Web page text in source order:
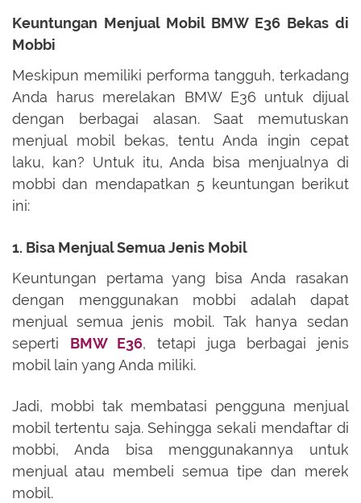
Keuntungan Menjual Mobil BMW E36 Bekas di
Mobbi
Meskipun memiliki performa tangguh, terkadang
Anda harus merelakan BMW E36 untuk dijual
dengan berbagai alasan. Saat memutuskan
menjual mobil bekas, tentu Anda ingin cepat
laku, kan? Untuk itu, Anda bisa menjualnya di
mobbi dan mendapatkan 5 keuntungan berikut
ini:
1. Bisa Menjual Semua Jenis Mobil
Keuntungan pertama yang bisa Anda rasakan
dengan menggunakan mobbi adalah dapat
menjual semua jenis mobil. Tak hanya sedan
seperti BMW E36, tetapi juga berbagai jenis
mobil lain yang Anda miliki.
Jadi, mobbi tak membatasi pengguna menjual
mobil tertentu saja. Sehingga sekali mendaftar di
mobbi, Anda bisa menggunakannya untuk
menjual atau membeli semua tipe dan merek
mobil.